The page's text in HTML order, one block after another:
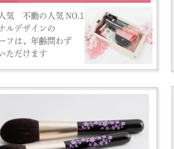
午前中）までのご注文につきましては、連
にいただいたご注文は、5月7日より順次発送
合わせ対応について
5月6日の期間中は、お問い合わせ対応を休
はご不便をおかけいたしますが、何卒ご了承
品にご注意ください】
角館さくら堂KYOTOオンラインショップを